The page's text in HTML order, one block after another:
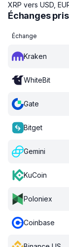
XRP vers USD,
Échanges
Échange
Kraken
WhiteBit
Gate
Bitget
Gemini
KuCoin
Poloniex
Coinbase